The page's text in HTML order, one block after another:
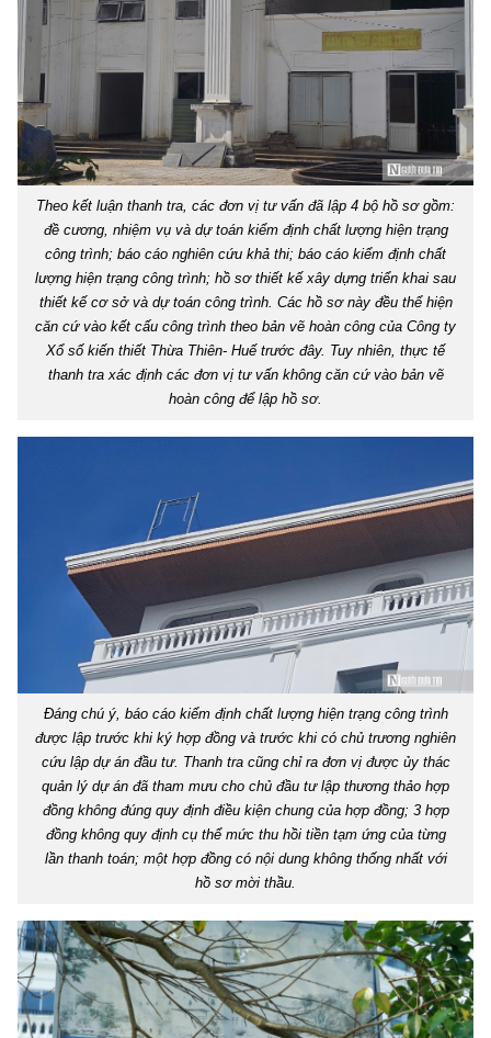
Theo kết luận thanh tra, các đơn vị tư vấn đã lập 4 bộ hồ sơ gồm:
đề cương, nhiệm vụ và dự toán kiểm định chất lượng hiện trạng
công trình; báo cáo nghiên cứu khả thi; báo cáo kiểm định chất
lượng hiện trạng công trình; hồ sơ thiết kế xây dựng triển khai sau
thiết kế cơ sở và dự toán công trình. Các hồ sơ này đều thể hiện
căn cứ vào kết cấu công trình theo bản vẽ hoàn công của Công ty
Xổ số kiến thiết Thừa Thiên- Huế trước đây. Tuy nhiên, thực tế
thanh tra xác định các đơn vị tư vấn không căn cứ vào bản vẽ
hoàn công để lập hồ sơ.
Đáng chú ý, báo cáo kiểm định chất lượng hiện trạng công trình
được lập trước khi ký hợp đồng và trước khi có chủ trương nghiên
cứu lập dự án đầu tư. Thanh tra cũng chỉ ra đơn vị được ủy thác
quản lý dự án đã tham mưu cho chủ đầu tư lập thương thảo hợp
đồng không đúng quy định điều kiện chung của hợp đồng; 3 hợp
đồng không quy định cụ thể mức thu hồi tiền tạm ứng của từng
lần thanh toán; một hợp đồng có nội dung không thống nhất với
hồ sơ mời thầu.